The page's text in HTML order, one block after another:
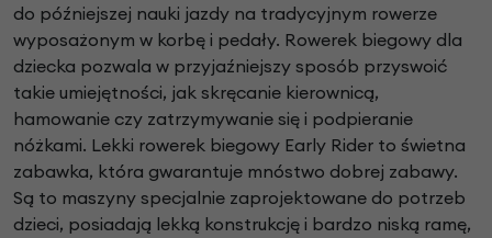
do późniejszej nauki jazdy na tradycyjnym rowerze
wyposażonym w korbę i pedały. Rowerek biegowy dla
dziecka pozwala w przyjaźniejszy sposób przyswoić
takie umiejętności, jak skręcanie kierownicą,
hamowanie czy zatrzymywanie się i podpieranie
nóżkami. Lekki rowerek biegowy Early Rider to świetna
zabawka, która gwarantuje mnóstwo dobrej zabawy.
Są to maszyny specjalnie zaprojektowane do potrzeb
dzieci, posiadają lekką konstrukcję i bardzo niską ramę,